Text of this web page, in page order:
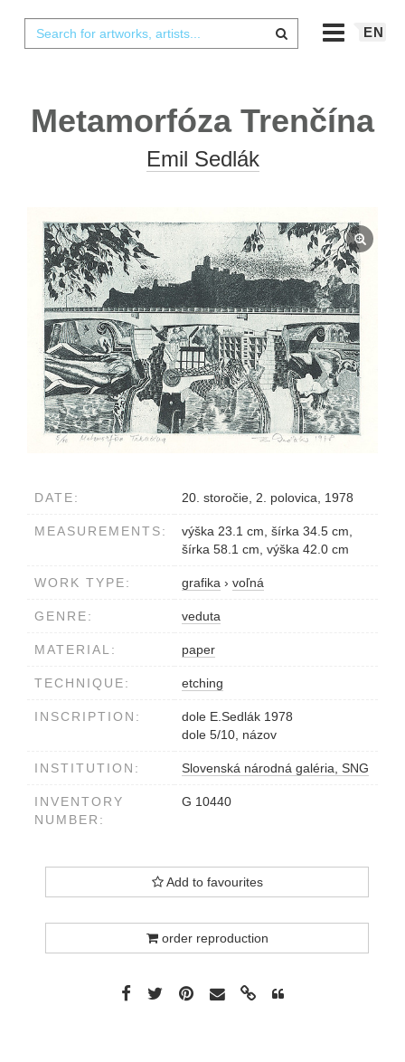
EN
Metamorfóza Trenčína
Emil Sedlák
DATE: 20. storočie, 2. polovica, 1978
MEASUREMENTS:
výška 23.1 cm, šírka 34.5 cm,
šírka 58.1 cm, výška 42.0 cm
WORK TYPE: grafika › voľná
GENRE: veduta
MATERIAL: paper
TECHNIQUE: etching
INSCRIPTION:
dole E.Sedlák 1978
dole 5/10, názov
INSTITUTION: Slovenská národná galéria, SNG
INVENTORY
NUMBER:
G 10440
Add to favourites
order reproduction